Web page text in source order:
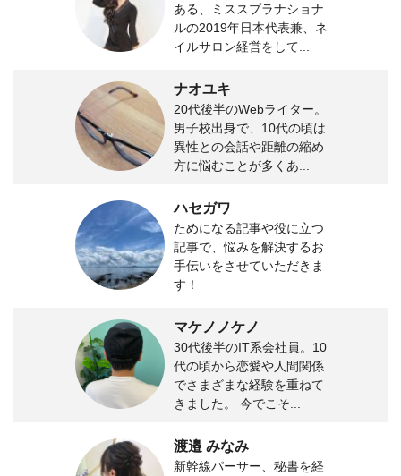
ある、ミススプラナショナ
ルの2019年日本代表兼、ネ
イルサロン経営をして...
ナオユキ
20代後半のWebライター。
男子校出身で、10代の頃は
異性との会話や距離の縮め
方に悩むことが多くあ...
ハセガワ
ためになる記事や役に立つ
記事で、悩みを解決するお
手伝いをさせていただきま
す！
マケノノケノ
30代後半のIT系会社員。10
代の頃から恋愛や人間関係
でさまざまな経験を重ねて
きました。 今でこそ...
渡邉 みなみ
新幹線パーサー、秘書を経